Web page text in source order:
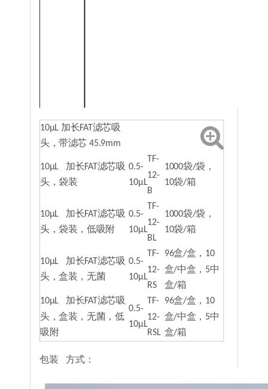
10μL 加长FAT滤芯吸
头，带滤芯 45.9mm
10μL 加长FAT滤芯吸
头，袋装
0.5-
10μL
TF-
12-
B
1000袋/袋，
10袋/箱
10μL 加长FAT滤芯吸
头，袋装，低吸附
0.5-
10μL
TF-
12-
BL
1000袋/袋，
10袋/箱
10μL 加长FAT滤芯吸
头，盒装，无菌
0.5-
10μL
TF-
12-
RS
96盒/盒，10
盒/中盒，5中
盒/箱
10μL 加长FAT滤芯吸
头，盒装，无菌，低
吸附
0.5-
10μL
TF-
12-
RSL
96盒/盒，10
盒/中盒，5中
盒/箱
包装 方式：